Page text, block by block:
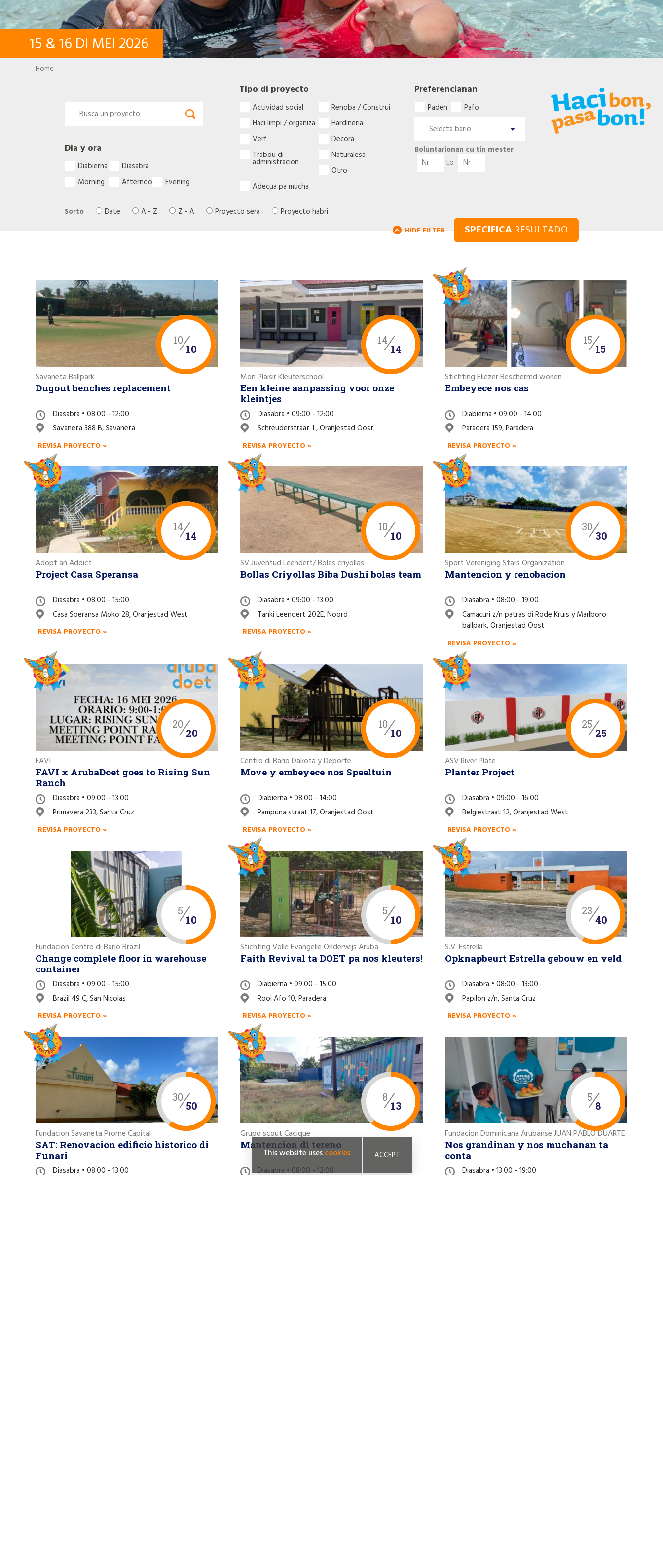
15 &16 DI MEI 2026
Breadcrumb
Home
HIDE FILTER SPECIFICA RESULTADO
Dia y ora
Diabierna
Diasabra
Morning
Afternoon Evening
Tipo di proyecto
Actividad social
Renoba / Construi
Haci limpi / organiza
Hardineria
Verf
Decora
Trabou di
administracion
Naturalesa
Otro
Adecua pa mucha
Preferencianan
Paden Pafo
Boluntarionan cu tin mester
to
Sorto Date A - Z Z - A Proyecto sera Proyecto habri
10
10
Savaneta Ballpark
Dugout benches replacement
Diasabra • 08:00 - 12:00
Savaneta 388 B, Savaneta
REVISA PROYECTO »
14
14
Mon Plaisir Kleuterschool
Een kleine aanpassing voor onze
kleintjes
Diasabra • 09:00 - 12:00
Schreuderstraat 1 , Oranjestad Oost
REVISA PROYECTO »
15
15
Stichting Eliezer Beschermd wonen
Embeyece nos cas
Diabierna • 09:00 - 14:00
Paradera 159, Paradera
REVISA PROYECTO »
14
14
Adopt an Addict
Project Casa Speransa
Diasabra • 08:00 - 15:00
Casa Speransa Moko 28, Oranjestad West
REVISA PROYECTO »
10
10
SV Juventud Leendert/ Bolas criyollas
Bollas Criyollas Biba Dushi bolas team
Diasabra • 09:00 - 13:00
Tanki Leendert 202E, Noord
REVISA PROYECTO »
30
30
Sport Vereniging Stars Organization
Mantencion y renobacion
Diasabra • 08:00 - 19:00
Camacuri z/n patras di Rode Kruis y Marlboro
ballpark, Oranjestad Oost
REVISA PROYECTO »
20
20
FAVI
FAVI x ArubaDoet goes to Rising Sun
Ranch
Diasabra • 09:00 - 13:00
Primavera 233, Santa Cruz
REVISA PROYECTO »
10
10
Centro di Bario Dakota y Deporte
Move y embeyece nos Speeltuin
Diabierna • 08:00 - 14:00
Pampuna straat 17, Oranjestad Oost
REVISA PROYECTO »
25
25
ASV River Plate
Planter Project
Diasabra • 09:00 - 16:00
Belgiestraat 12, Oranjestad West
REVISA PROYECTO »
5
10
Fundacion Centro di Bario Brazil
Change complete floor in warehouse
container
Diasabra • 09:00 - 15:00
Brazil 49 C, San Nicolas
REVISA PROYECTO »
5
10
Stichting Volle Evangelie Onderwijs Aruba
Faith Revival ta DOET pa nos kleuters!
Diabierna • 09:00 - 15:00
Rooi Afo 10, Paradera
REVISA PROYECTO »
23
40
S.V. Estrella
Opknapbeurt Estrella gebouw en veld
Diasabra • 08:00 - 13:00
Papilon z/n, Santa Cruz
REVISA PROYECTO »
30
50
Fundacion Savaneta Prome Capital
SAT: Renovacion edificio historico di
Funari
Diasabra • 08:00 - 13:00
8
13
Grupo scout Cacique
Mantencion di tereno
Diasabra • 08:00 - 12:00
5
8
Fundacion Dominicana Arubanse JUAN PABLO DUARTE
Nos grandinan y nos muchanan ta
conta
Diasabra • 13:00 - 19:00
This website usescookies ACCEPT